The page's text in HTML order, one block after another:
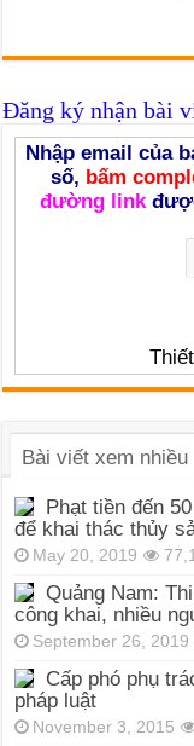
Đăng ký nhận bài
Nhập email của
số, bấm
đường link
Bài viết xem nhiều
Phạt tiền đến
để khai thác thủy
May 20, 2019
Quảng Nam:
công khai, nhiều
September 26, 2019
Cấp phó phụ
pháp luật
November 3, 2015